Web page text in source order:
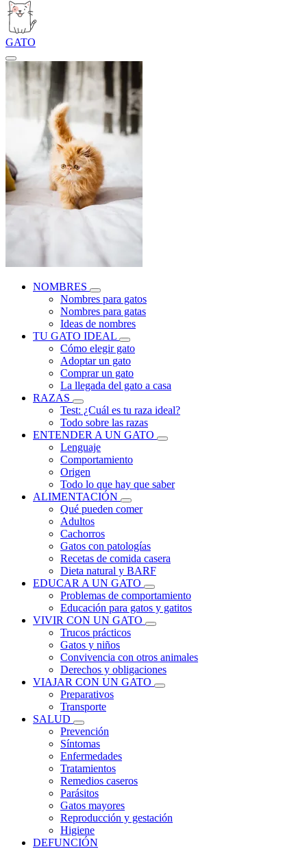
GATO
NOMBRES
Nombres para gatos
Nombres para gatas
Ideas de nombres
TU GATO IDEAL
Cómo elegir gato
Adoptar un gato
Comprar un gato
La llegada del gato a casa
RAZAS
Test: ¿Cuál es tu raza ideal?
Todo sobre las razas
ENTENDER A UN GATO
Lenguaje
Comportamiento
Origen
Todo lo que hay que saber
ALIMENTACIÓN
Qué pueden comer
Adultos
Cachorros
Gatos con patologías
Recetas de comida casera
Dieta natural y BARF
EDUCAR A UN GATO
Problemas de comportamiento
Educación para gatos y gatitos
VIVIR CON UN GATO
Trucos prácticos
Gatos y niños
Convivencia con otros animales
Derechos y obligaciones
VIAJAR CON UN GATO
Preparativos
Transporte
SALUD
Prevención
Síntomas
Enfermedades
Tratamientos
Remedios caseros
Parásitos
Gatos mayores
Reproducción y gestación
Higiene
DEFUNCIÓN